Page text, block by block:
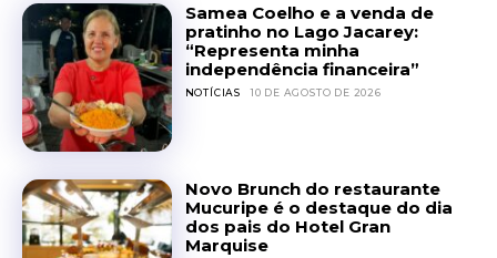
Samea Coelho e a venda de
pratinho no Lago Jacarey:
“Representa minha
independência financeira”
NOTÍCIAS 10 DE AGOSTO DE 2026
Novo Brunch do restaurante
Mucuripe é o destaque do dia
dos pais do Hotel Gran
Marquise